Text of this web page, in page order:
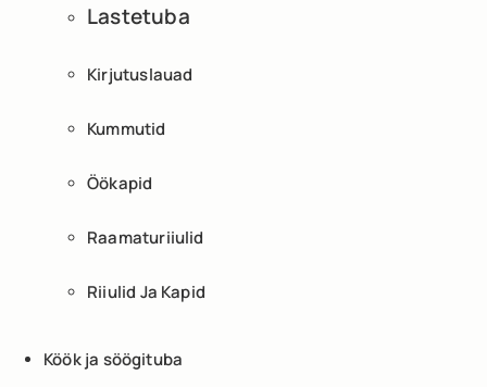
Lastetuba
Kirjutuslauad
Kummutid
Öökapid
Raamaturiiulid
Riiulid Ja Kapid
Köök ja söögituba